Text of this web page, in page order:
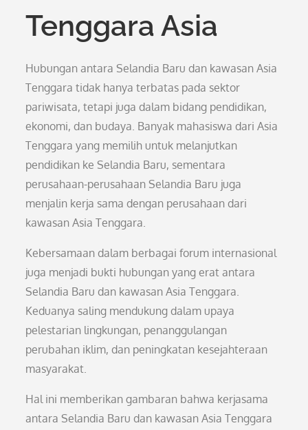
Tenggara Asia
Hubungan antara Selandia Baru dan kawasan Asia
Tenggara tidak hanya terbatas pada sektor
pariwisata, tetapi juga dalam bidang pendidikan,
ekonomi, dan budaya. Banyak mahasiswa dari Asia
Tenggara yang memilih untuk melanjutkan
pendidikan ke Selandia Baru, sementara
perusahaan-perusahaan Selandia Baru juga
menjalin kerja sama dengan perusahaan dari
kawasan Asia Tenggara.
Kebersamaan dalam berbagai forum internasional
juga menjadi bukti hubungan yang erat antara
Selandia Baru dan kawasan Asia Tenggara.
Keduanya saling mendukung dalam upaya
pelestarian lingkungan, penanggulangan
perubahan iklim, dan peningkatan kesejahteraan
masyarakat.
Hal ini memberikan gambaran bahwa kerjasama
antara Selandia Baru dan kawasan Asia Tenggara